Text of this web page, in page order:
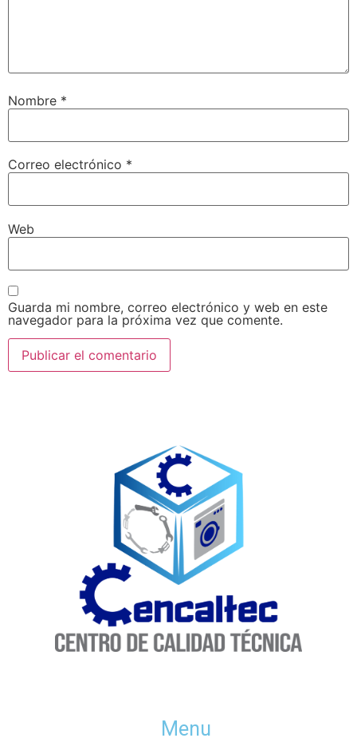
Nombre *
Correo electrónico *
Web
Guarda mi nombre, correo electrónico y web en este
navegador para la próxima vez que comente.
Menu